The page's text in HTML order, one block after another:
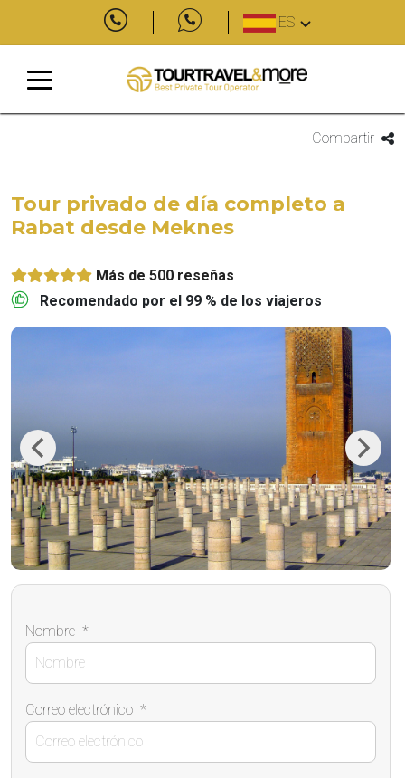
ES
Compartir
Tour privado de día completo a
Rabat desde Meknes
Más de 500 reseñas
Recomendado por el 99 % de los viajeros
Previous Next
Nombre *
Correo electrónico *